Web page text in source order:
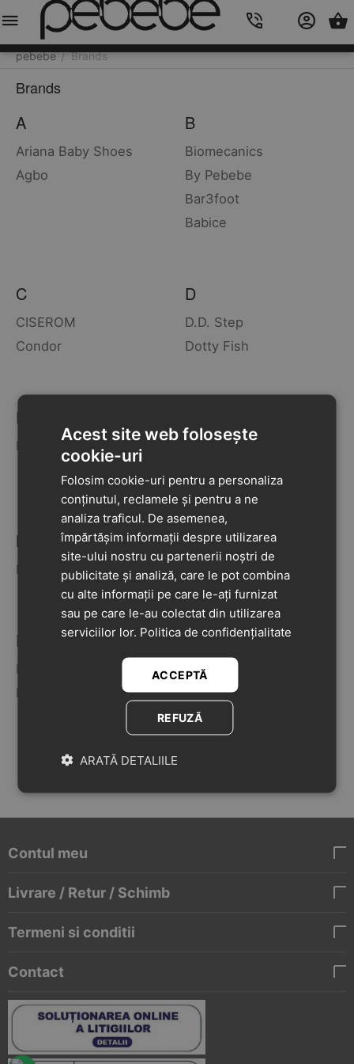
pebebe / Brands
Brands
A
Ariana Baby Shoes
Agbo
B
Biomecanics
By Pebebe
Bar3foot
Babice
C
CISEROM
Condor
D
D.D. Step
Dotty Fish
F
Froddo
Garvalin
K
Kickers
L
Liliputi
P
Ponte20
Pablosky
S
Steven
Contul meu
Livrare / Retur / Schimb
Termeni si conditii
Contact
Meniu Caută Cos
Acest site web folosește
cookie-uri
Folosim cookie-uri pentru a personaliza
conținutul, reclamele și pentru a ne
analiza traficul. De asemenea,
împărtășim informații despre utilizarea
site-ului nostru cu partenerii noștri de
publicitate și analiză, care le pot combina
cu alte informații pe care le-ați furnizat
sau pe care le-au colectat din utilizarea
serviciilor lor. Politica de confidențialitate
ACCEPTĂ
REFUZĂ
ARATĂ DETALIILE